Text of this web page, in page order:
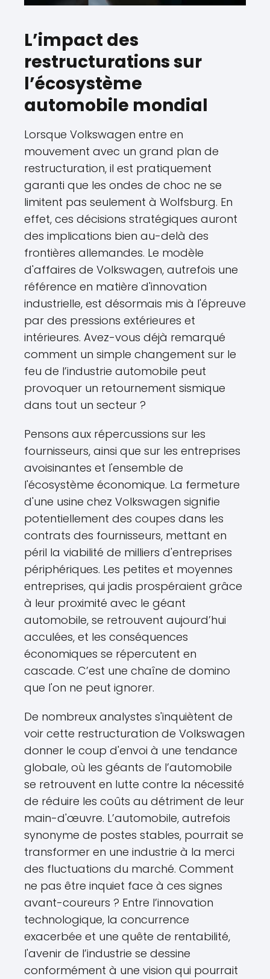
L’impact des
restructurations sur
l’écosystème
automobile mondial
Lorsque Volkswagen entre en
mouvement avec un grand plan de
restructuration, il est pratiquement
garanti que les ondes de choc ne se
limitent pas seulement à Wolfsburg. En
effet, ces décisions stratégiques auront
des implications bien au-delà des
frontières allemandes. Le modèle
d'affaires de Volkswagen, autrefois une
référence en matière d'innovation
industrielle, est désormais mis à l'épreuve
par des pressions extérieures et
intérieures. Avez-vous déjà remarqué
comment un simple changement sur le
feu de l’industrie automobile peut
provoquer un retournement sismique
dans tout un secteur ?
Pensons aux répercussions sur les
fournisseurs, ainsi que sur les entreprises
avoisinantes et l'ensemble de
l'écosystème économique. La fermeture
d'une usine chez Volkswagen signifie
potentiellement des coupes dans les
contrats des fournisseurs, mettant en
péril la viabilité de milliers d'entreprises
périphériques. Les petites et moyennes
entreprises, qui jadis prospéraient grâce
à leur proximité avec le géant
automobile, se retrouvent aujourd’hui
acculées, et les conséquences
économiques se répercutent en
cascade. C’est une chaîne de domino
que l'on ne peut ignorer.
De nombreux analystes s'inquiètent de
voir cette restructuration de Volkswagen
donner le coup d'envoi à une tendance
globale, où les géants de l’automobile
se retrouvent en lutte contre la nécessité
de réduire les coûts au détriment de leur
main-d'œuvre. L’automobile, autrefois
synonyme de postes stables, pourrait se
transformer en une industrie à la merci
des fluctuations du marché. Comment
ne pas être inquiet face à ces signes
avant-coureurs ? Entre l’innovation
technologique, la concurrence
exacerbée et une quête de rentabilité,
l'avenir de l’industrie se dessine
conformément à une vision qui pourrait